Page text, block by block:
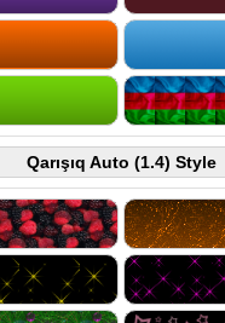
Qarışıq Auto (1.4) Style